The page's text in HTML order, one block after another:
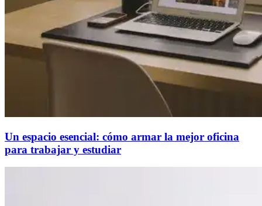
Un espacio esencial: cómo armar la mejor oficina
para trabajar y estudiar